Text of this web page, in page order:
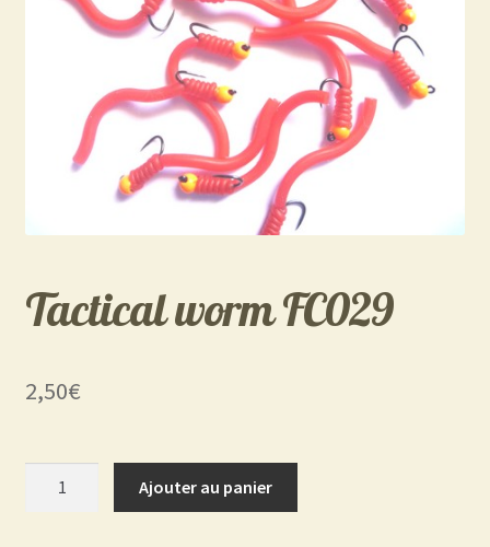
Tactical worm FC029
2,50€
Ajouter au panier